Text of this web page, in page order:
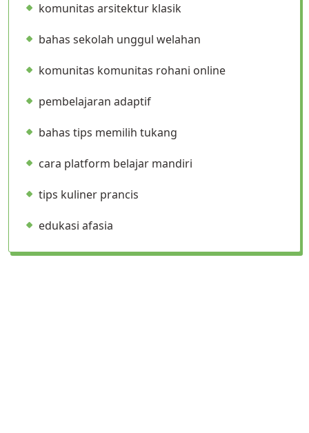
komunitas arsitektur klasik
bahas sekolah unggul welahan
komunitas komunitas rohani online
pembelajaran adaptif
bahas tips memilih tukang
cara platform belajar mandiri
tips kuliner prancis
edukasi afasia